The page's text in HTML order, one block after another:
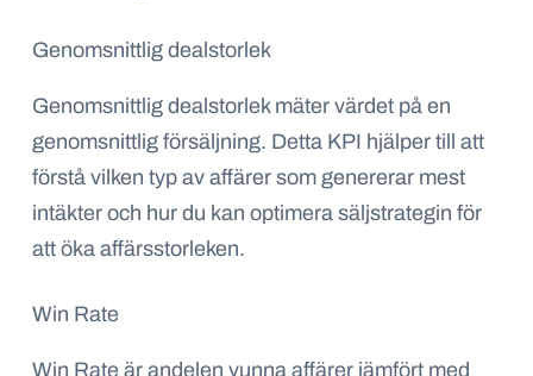
Genomsnittlig dealstorlek
Genomsnittlig dealstorlek mäter värdet på en
genomsnittlig försäljning. Detta KPI hjälper till att
förstå vilken typ av affärer som genererar mest
intäkter och hur du kan optimera säljstrategin för
att öka affärsstorleken.
Win Rate
Win Rate är andelen vunna affärer jämfört med